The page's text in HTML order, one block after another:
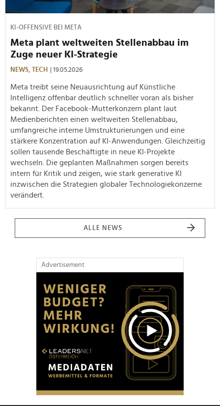
KI-OFFENSIVE BEI META
Meta plant weltweiten Stellenabbau im
Zuge neuer KI-Strategie
NEWS, TECH | 19.05.2026
Meta treibt seine Neuausrichtung auf Künstliche
Intelligenz offenbar deutlich schneller voran als bisher
bekannt. Der Facebook-Mutterkonzern plant laut
Medienberichten einen weltweiten Stellenabbau,
umfangreiche interne Umstrukturierungen und eine
stärkere Konzentration auf KI-Anwendungen. Gleichzeitig
sollen tausende Beschäftigte in neue KI-Projekte
wechseln. Die geplanten Maßnahmen sorgen bereits
intern für Kritik und zeigen, wie stark generative KI
inzwischen die Strategien globaler Technologiekonzerne
verändert.
ALLE NEWS
Advertisement